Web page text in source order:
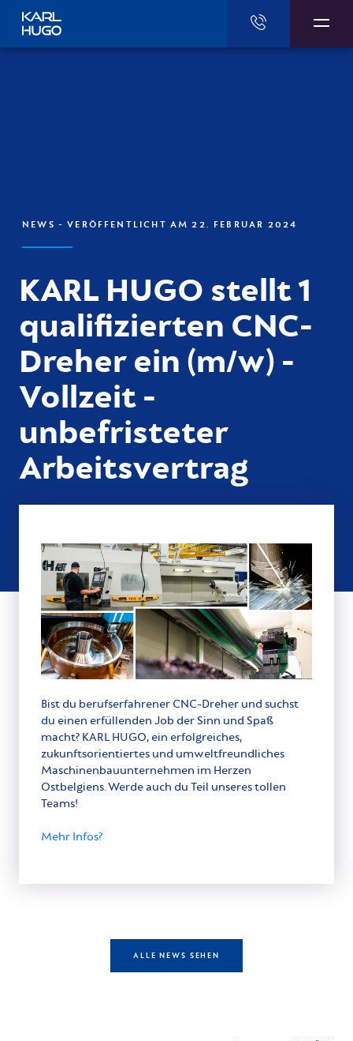
NEWS - VERÖFFENTLICHT AM 22. FEBRUAR 2024
KARL HUGO stellt 1
qualifizierten CNC-
Dreher ein (m/w) -
Vollzeit -
unbefristeter
Arbeitsvertrag
Bist du berufserfahrener CNC-Dreher und suchst
du einen erfüllenden Job der Sinn und Spaß
macht? KARL HUGO, ein erfolgreiches,
zukunftsorientiertes und umweltfreundliches
Maschinenbauunternehmen im Herzen
Ostbelgiens. Werde auch du Teil unseres tollen
Teams!
Mehr Infos?
ALLE NEWS SEHEN
Karl Hugo